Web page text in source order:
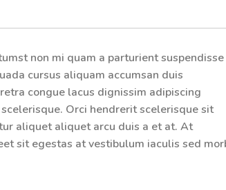
non mi quam a parturient suspendisse
cursus aliquam accumsan duis
congue lacus dignissim adipiscing
Orci hendrerit scelerisque sit
aliquet aliquet arcu duis a et at. At
sit egestas at vestibulum iaculis sed